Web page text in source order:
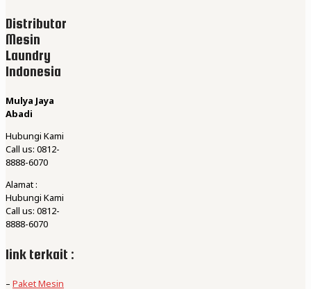
Distributor
Mesin
Laundry
Indonesia
Mulya Jaya
Abadi
Hubungi Kami
Call us: 0812-
8888-6070
Alamat :
Hubungi Kami
Call us: 0812-
8888-6070
link terkait :
– Paket Mesin